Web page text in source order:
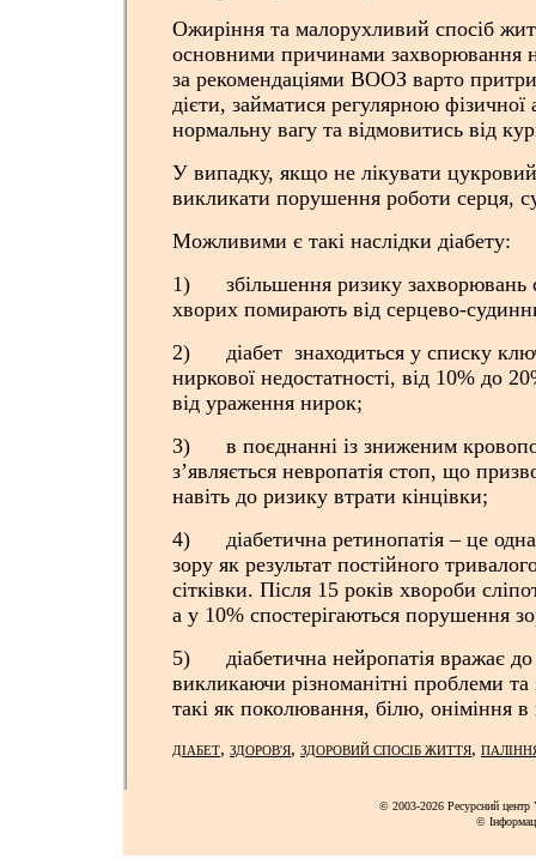
Ожиріння та малорухливий спосіб
основними причинами захворювання
за рекомендаціями ВООЗ варто
дієти, займатися регулярною фізичної
нормальну вагу та відмовитись від
У випадку, якщо не лікувати
викликати порушення роботи серця,
Можливими є такі наслідки діабету:
1) збільшення ризику захворювань
хворих помирають від серцево-
2) діабет знаходиться у списку
ниркової недостатності, від 10% до
від ураження нирок;
3) в поєднанні із зниженим
з’являється невропатія стоп, що
навіть до ризику втрати кінцівки;
4) діабетична ретинопатія – це одна
зору як результат постійного
сітківки. Після 15 років хвороби
а у 10% спостерігаються порушення
5) діабетична нейропатія вражає
викликаючи різноманітні проблеми та
такі як поколювання, білю, оніміння в
ДІАБЕТ, ЗДОРОВ'Я, ЗДОРОВИЙ СПОСІБ ЖИТТЯ,
© 2003-2026 Ресурсний
©